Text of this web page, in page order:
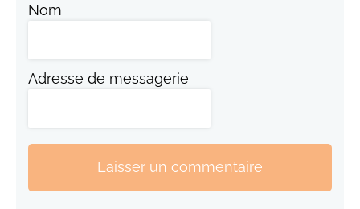
Nom
Adresse de messagerie
Laisser un commentaire